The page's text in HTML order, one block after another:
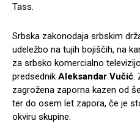
Tass.
Srbska zakonodaja srbskim
udeležbo na tujih bojiščih, na
za srbsko komercialno
predsednik Aleksandar Vučić.
zagrožena zaporna kazen od
ter do osem let zapora, če je
okviru skupine.